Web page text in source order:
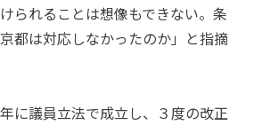
られることは想像もできない。条
都は対応しなかったのか」と指摘
に議員立法で成立し、３度の改正